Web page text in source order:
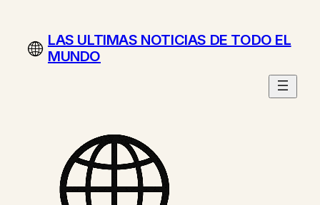
contenidoLAS ULTIMAS NOTICIAS DE TODO EL
MUNDO